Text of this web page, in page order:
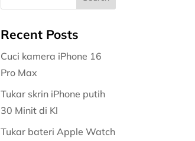
Recent Posts
Cuci kamera iPhone 16
Pro Max
Tukar skrin iPhone putih
30 Minit di Kl
Tukar bateri Apple Watch